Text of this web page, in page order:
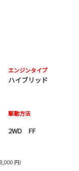
エンジンタイプ
ハイブリッド
駆動方法
2WD FF
円）